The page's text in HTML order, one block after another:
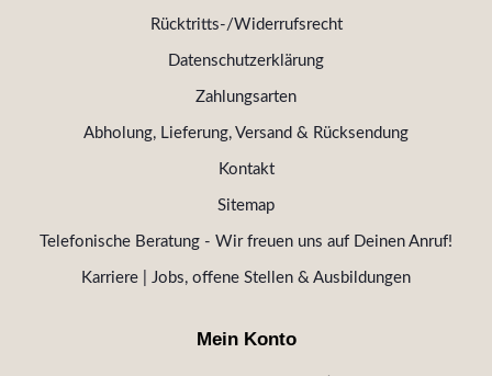
Rücktritts-/Widerrufsrecht
Datenschutzerklärung
Zahlungsarten
Abholung, Lieferung, Versand & Rücksendung
Kontakt
Sitemap
Telefonische Beratung - Wir freuen uns auf Deinen Anruf!
Karriere | Jobs, offene Stellen & Ausbildungen
Mein Konto